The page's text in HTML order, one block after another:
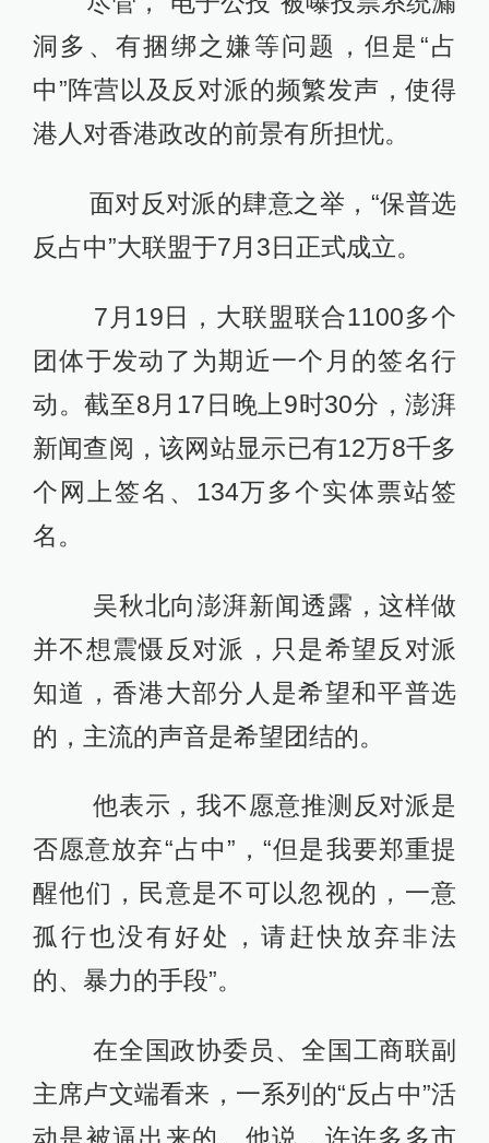
洞多、有捆绑之嫌等问题，但是“占
中”阵营以及反对派的频繁发声，使得
港人对香港政改的前景有所担忧。
面对反对派的肆意之举，“保普选
反占中”大联盟于7月3日正式成立。
7月19日，大联盟联合1100多个
团体于发动了为期近一个月的签名行
动。截至8月17日晚上9时30分，澎湃
新闻查阅，该网站显示已有12万8千多
个网上签名、134万多个实体票站签
名。
吴秋北向澎湃新闻透露，这样做
并不想震慑反对派，只是希望反对派
知道，香港大部分人是希望和平普选
的，主流的声音是希望团结的。
他表示，我不愿意推测反对派是
否愿意放弃“占中”，“但是我要郑重提
醒他们，民意是不可以忽视的，一意
孤行也没有好处，请赶快放弃非法
的、暴力的手段”。
在全国政协委员、全国工商联副
主席卢文端看来，一系列的“反占中”活